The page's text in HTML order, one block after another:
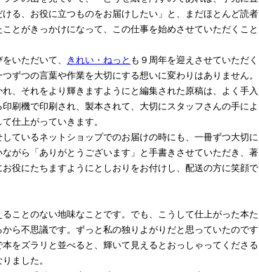
る、お役に立つものをお届けしたい」と、まだほとんど読者
とがきっかけになって、この仕事を始めさせていただくこと
いただいて、
きれい・ねっと も９周年を迎えさせていただく
ずつの言葉や作業を大切にする想いに変わりはありません。
、それをより輝きますようにと編集された原稿は、よく手入
刷機で印刷され、製本されて、大切にスタッフさんの手によ
仕上がっていきます。
ているネットショップでのお届けの時にも、一冊ずつ大切に
がら「ありがとうございます」と手書きさせていただき、著
役にたちますようにとしおりをお付けし、配送の方に笑顔で
ことのない地味なことです。でも、こうして仕上がった本た
ら不思議です。ずっと私の独りよがりだと思っていたのです
をズラリと並べると、輝いて見えるとおっしゃってくださる
ました。